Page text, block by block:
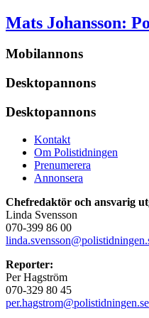
Mats Johansson:
Mobilannons
Desktopannons
Desktopannons
Kontakt
Om Polistidningen
Prenumerera
Annonsera
Chefredaktör och ansvarig
Linda Svensson
070-399 86 00
Reporter:
Per Hagström
070-329 80 45
per.hagstrom@polistidningen.se